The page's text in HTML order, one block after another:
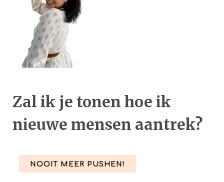
Zal ik je tonen hoe ik
nieuwe mensen aantrek?
NOOIT MEER PUSHEN!